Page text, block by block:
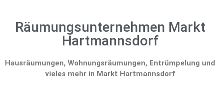
Räumungsunternehmen Markt
Hartmannsdorf
Hausräumungen, Wohnungsräumungen, Entrümpelung und
vieles mehr in Markt Hartmannsdorf